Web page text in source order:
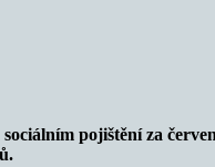
pojištění za